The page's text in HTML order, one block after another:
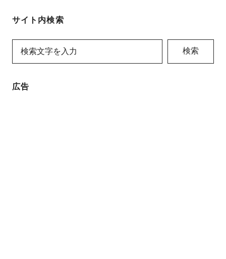
サイト内検索
検索
広告